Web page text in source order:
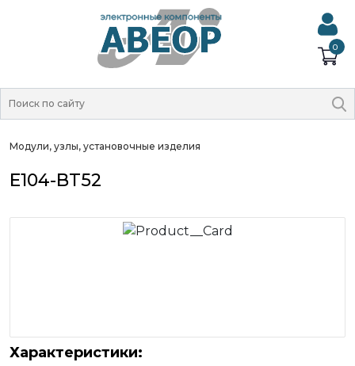
0
Модули, узлы, установочные изделия
E104-BT52
Характеристики: